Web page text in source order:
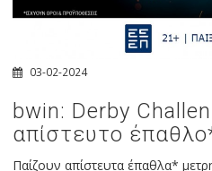
03-02-2024
bwin: Derby
απίστευτο
Παίζουν απίστευτα έπαθλα*